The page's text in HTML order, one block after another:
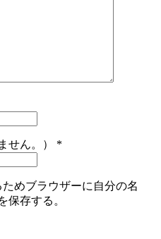
せん。） *
めブラウザーに自分の名
保存する。